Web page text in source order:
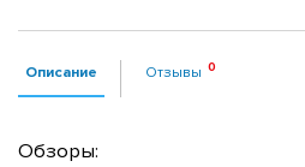
Описание Отзывы
Обзоры: